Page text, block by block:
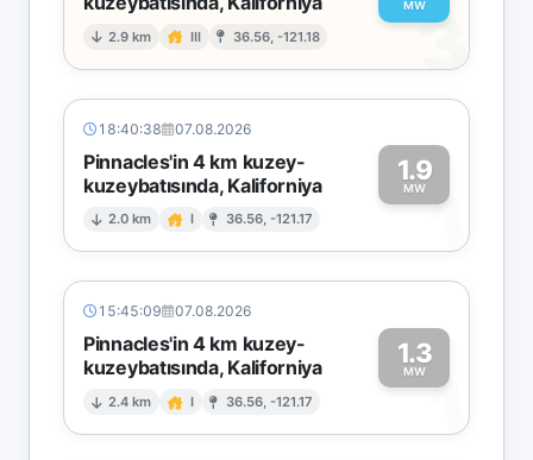
2.9 km III 36.56, -121.18
MW
3
18:40:38 07.08.2026
Pinnacles'in 4 km kuzey-
kuzeybatısında, Kaliforniya
2.0 km I 36.56, -121.17
1.9
MW1
15:45:09 07.08.2026
Pinnacles'in 4 km kuzey-
kuzeybatısında, Kaliforniya
2.4 km I 36.56, -121.17
1.3
MW1